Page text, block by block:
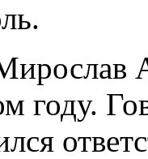
году.